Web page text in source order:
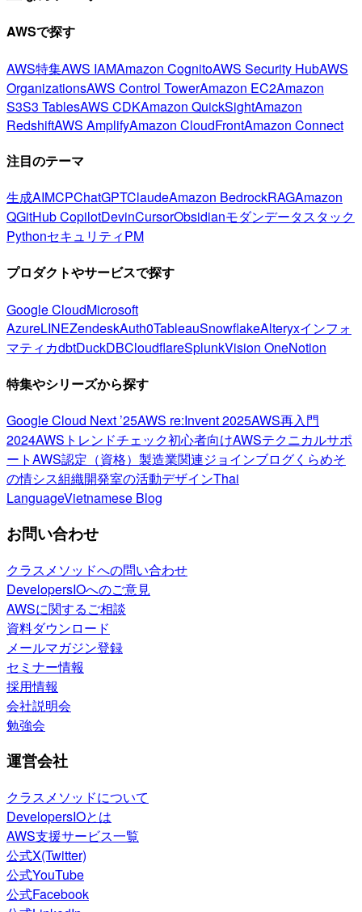
AWSで探す
AWS特集AWS IAMAmazon CognitoAWS Security HubAWS
OrganizationsAWS Control TowerAmazon EC2Amazon
S3S3 TablesAWS CDKAmazon QuickSightAmazon
RedshiftAWS AmplifyAmazon CloudFrontAmazon Connect
注目のテーマ
生成AIMCPChatGPTClaudeAmazon BedrockRAGAmazon
QGitHub CopilotDevinCursorObsidianモダンデータスタック
PythonセキュリティPM
プロダクトやサービスで探す
Google CloudMicrosoft
AzureLINEZendeskAuth0TableauSnowflakeAlteryxインフォ
マティカdbtDuckDBCloudflareSplunkVision OneNotion
特集やシリーズから探す
Google Cloud Next ’25AWS re:Invent 2025AWS再入門
2024AWSトレンドチェック初心者向けAWSテクニカルサポ
ートAWS認定（資格） 製造業関連ジョインブログくらめそ
の情シス組織開発室の活動デザインThai
LanguageVietnamese Blog
お問い合わせ
クラスメソッドへの問い合わせ
DevelopersIOへのご意見
AWSに関するご相談
資料ダウンロード
メールマガジン登録
セミナー情報
採用情報
会社説明会
勉強会
運営会社
クラスメソッドについて
DevelopersIOとは
AWS支援サービス一覧
公式X(Twitter)
公式YouTube
公式Facebook